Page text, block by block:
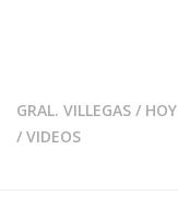
GRAL. VILLEGAS / HOY
/ VIDEOS